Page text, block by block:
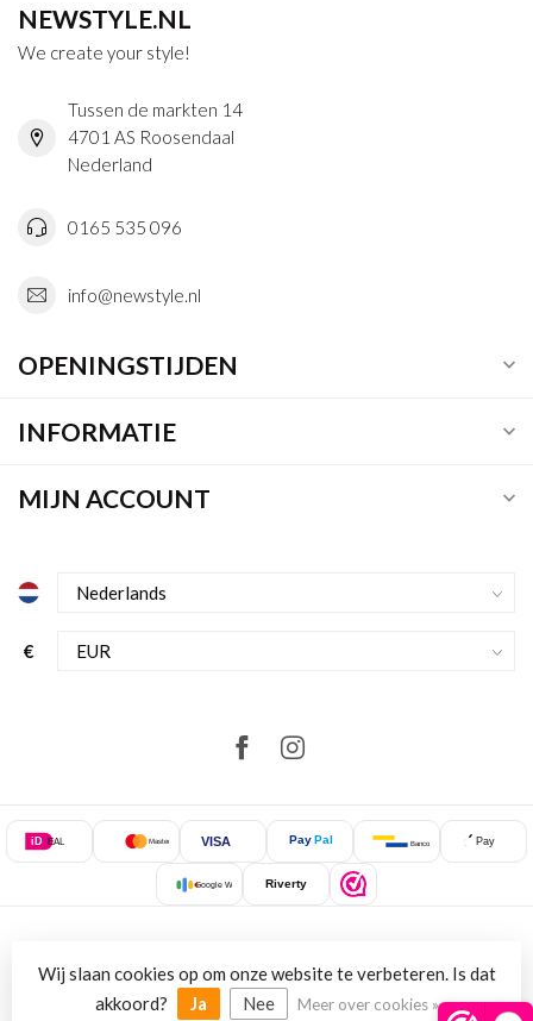
NEWSTYLE.NL
We create your style!
Tussen de markten 14
4701 AS Roosendaal
Nederland
0165 535 096
info@newstyle.nl
OPENINGSTIJDEN
INFORMATIE
MIJN ACCOUNT
€
iD EAL Mastercard VISA Pay Pal Bancontact Pay
Google Wallet Riverty
© Copyright 2026 NewStyle.nl
Wij slaan cookies op om onze website te verbeteren. Is dat
akkoord?
Ja Nee Meer over cookies »